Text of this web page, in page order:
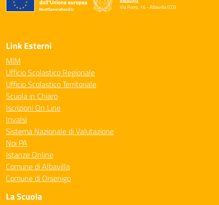
Via Porro, 16 - Albavilla (CO)
— Visita la pagina iniziale della scuola
Link Esterni
MIM
Ufficio Scolastico Regionale
Ufficio Scolastico Territoriale
Scuola in Chiaro
Iscrizioni On Line
Invalsi
Sistema Nazionale di Valutazione
Noi PA
Istanze Online
Comune di Albavilla
Comune di Orsenigo
La Scuola